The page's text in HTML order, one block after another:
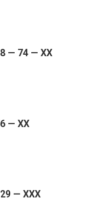
— 74 — XX
— XX
— XXX